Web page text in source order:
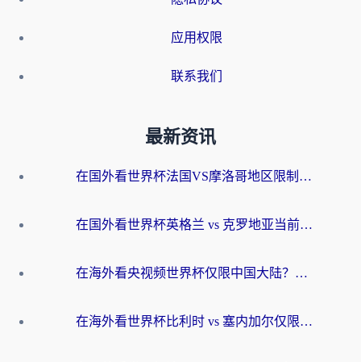
应用权限
联系我们
最新资讯
在国外看世界杯法国VS摩洛哥地区限制？这篇指南让你流畅看中文解说无压力
在国外看世界杯英格兰 vs 克罗地亚当前地区不可播放？这篇指南帮你搞定所有海外观赛难题
在海外看央视频世界杯仅限中国大陆？这篇指南帮你解锁中文解说+无卡顿直播
在海外看世界杯比利时 vs 塞内加尔仅限中国大陆？我找到了最流畅的中文解说之路